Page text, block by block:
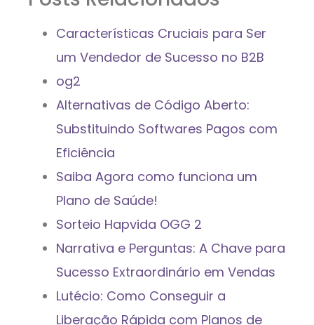
Características Cruciais para Ser
um Vendedor de Sucesso no B2B
og2
Alternativas de Código Aberto:
Substituindo Softwares Pagos com
Eficiência
Saiba Agora como funciona um
Plano de Saúde!
Sorteio Hapvida OGG 2
Narrativa e Perguntas: A Chave para
Sucesso Extraordinário em Vendas
Lutécio: Como Conseguir a
Liberação Rápida com Planos de